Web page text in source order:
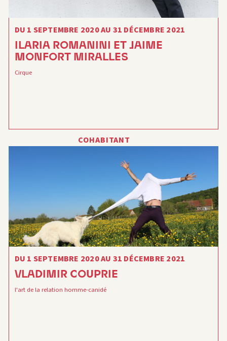
DU 1 SEPTEMBRE 2020 AU 31 DÉCEMBRE 2021
ILARIA ROMANINI ET JAIME
MONFORT MIRALLES
Cirque
COHABITANT
DU 1 SEPTEMBRE 2020 AU 31 DÉCEMBRE 2021
VLADIMIR COUPRIE
l'art de la relation homme-canidé